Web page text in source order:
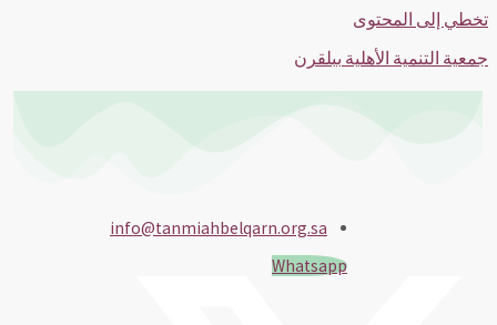
تخطي إلى المحتوى
جمعية التنمية الأهلية ببلقرن
info@tanmiahbelqarn.org.sa
Whatsapp